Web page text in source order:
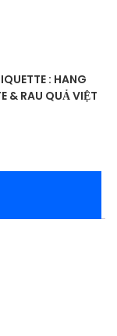
: HANG
& RAU QUẢ VIỆT